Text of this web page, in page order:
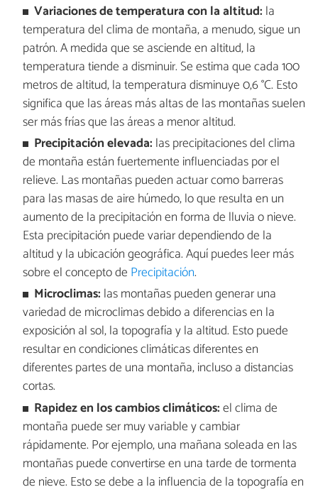
Variaciones de temperatura con la altitud: la
temperatura del clima de montaña, a menudo, sigue un
patrón. A medida que se asciende en altitud, la
temperatura tiende a disminuir. Se estima que cada 100
metros de altitud, la temperatura disminuye 0,6 °C. Esto
significa que las áreas más altas de las montañas suelen
ser más frías que las áreas a menor altitud.
Precipitación elevada: las precipitaciones del clima
de montaña están fuertemente influenciadas por el
relieve. Las montañas pueden actuar como barreras
para las masas de aire húmedo, lo que resulta en un
aumento de la precipitación en forma de lluvia o nieve.
Esta precipitación puede variar dependiendo de la
altitud y la ubicación geográfica. Aquí puedes leer más
sobre el concepto de Precipitación.
Microclimas: las montañas pueden generar una
variedad de microclimas debido a diferencias en la
exposición al sol, la topografía y la altitud. Esto puede
resultar en condiciones climáticas diferentes en
diferentes partes de una montaña, incluso a distancias
cortas.
Rapidez en los cambios climáticos:el clima de
montaña puede ser muy variable y cambiar
rápidamente. Por ejemplo, una mañana soleada en las
montañas puede convertirse en una tarde de tormenta
de nieve. Esto se debe a la influencia de la topografía en